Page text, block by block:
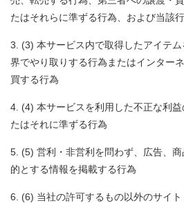
たはそれらに準ずる行為、および当該
(3) 本サービス内で取得したアイテ
界でやり取りする行為またはインター
買する行為
(4) 本サービスを利用した不正な利
たはそれに準ずる行為
(5) 営利・非営利を問わず、広告、
的とする情報を掲載する行為
(6) 当社の許可するもの以外のサイ